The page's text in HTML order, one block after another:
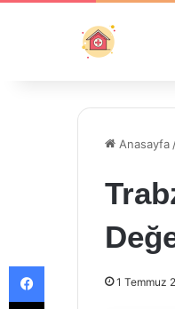
Anasayfa
1 Temmuz
Facebook
X